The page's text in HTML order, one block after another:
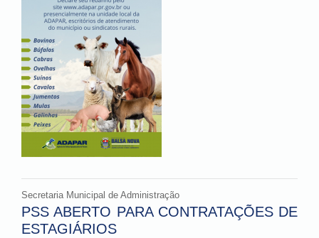
Secretaria Municipal de Administração
PSS ABERTO PARA CONTRATAÇÕES DE
ESTAGIÁRIOS